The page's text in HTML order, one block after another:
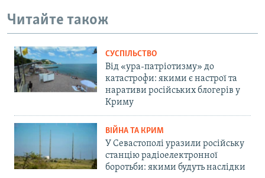
Читайте також
СУСПІЛЬСТВО
Від «ура-патріотизму» до
катастрофи: якими є настрої та
наративи російських блогерів у
Криму
ВІЙНА ТА КРИМ
У Севастополі уразили російську
станцію радіоелектронної
боротьби: якими будуть наслідки